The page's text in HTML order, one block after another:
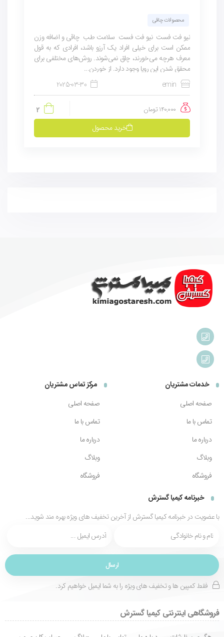
محصولات چاقی
نیو فت فست نیو فت فست سلامت طب چاقی و اضافه وزن
ممکن است برای خیلی افراد یک آرزو باشد، افرادی که به قول
معرف هرچه می‌خورند، چاق نمی‌شوند. روش‌های مختلفی برای
محقق شدن این رویا وجود دارد. از خوردن...
emin
2025-03-30
140,000تومان
2
خرید محصول
خدمات مشتریان
صفحه اصلی
تماس با ما
درباره ما
وبلاگ
فروشگاه
مرکز تماس مشتریان
صفحه اصلی
تماس با ما
درباره ما
وبلاگ
فروشگاه
خبرنامه کیمیا گسترش
با عضویت در خبرنامه کیمیا گسترش از آخرین تخفیف های ویژه بهره مند شوید...
فقط کمپین ها و تخفیف های ویژه را به شما ایمیل خواهیم کرد.
فروشگاهی اینترنتی کیمیا گسترش